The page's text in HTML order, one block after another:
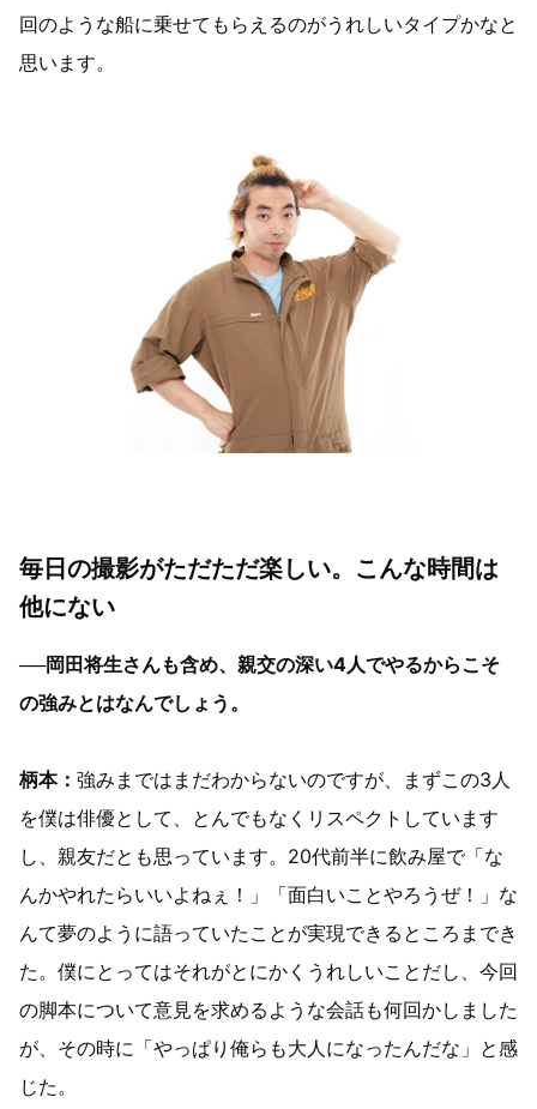
回のような船に乗せてもらえるのがうれしいタイプかなと
思います。
毎日の撮影がただただ楽しい。こんな時間は
他にない
──岡田将生さんも含め、親交の深い4人でやるからこそ
の強みとはなんでしょう。
柄本： 強みまではまだわからないのですが、まずこの3人
を僕は俳優として、とんでもなくリスペクトしています
し、親友だとも思っています。20代前半に飲み屋で「な
んかやれたらいいよねぇ！」「面白いことやろうぜ！」な
んて夢のように語っていたことが実現できるところまでき
た。僕にとってはそれがとにかくうれしいことだし、今回
の脚本について意見を求めるような会話も何回かしました
が、その時に「やっぱり俺らも大人になったんだな」と感
じた。